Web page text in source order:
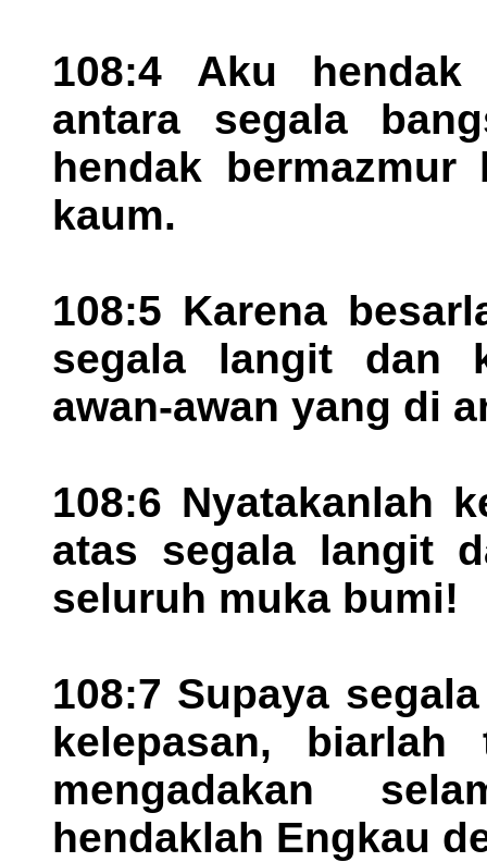
108:4 Aku
antara segala
hendak
kaum.
108:5 Karena
segala langit dan
awan-awan yang di
108:6 Nyatakanlah
atas segala langit
seluruh muka bumi!
108:7 Supaya
kelepasan, biarlah
mengadakan
hendaklah Engkau